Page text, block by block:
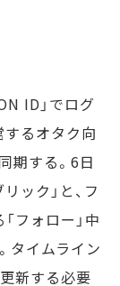
ID」でログ
るオタク向
期する。6日
ック」と、フ
フォロー」中
タイムライン
新する必要